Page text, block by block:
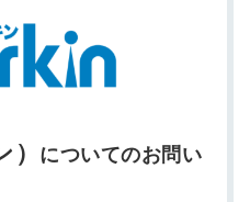
についてのお問い